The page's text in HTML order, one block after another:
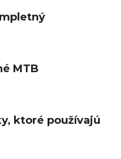
MTB
ktoré používajú